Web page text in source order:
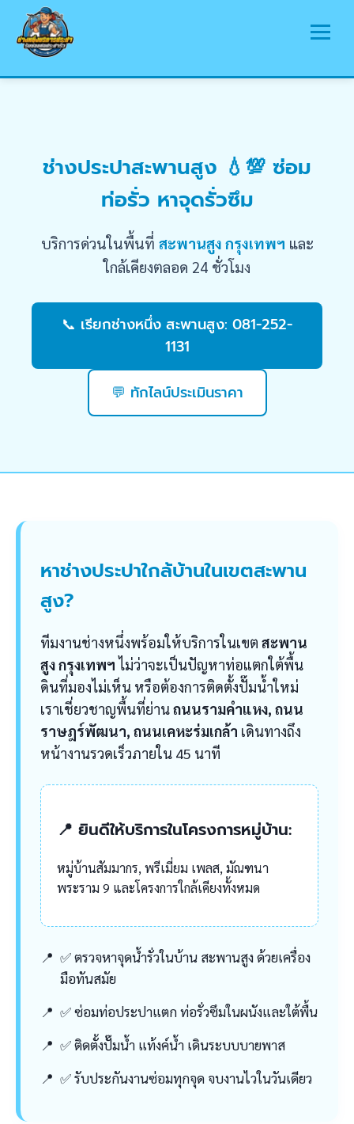
พื้นที่ให้บริการ
รวมรูปภาพ
ช่างประปาสะพานสูง 💧💯 ซ่อม
ท่อรั่ว หาจุดรั่วซึม
บริการด่วนในพื้นที่ สะพานสูง กรุงเทพฯ และ
ใกล้เคียงตลอด 24 ชั่วโมง
📞 เรียกช่างหนึ่ง สะพานสูง: 081-252-
1131
💬 ทักไลน์ประเมินราคา
หาช่างประปาใกล้บ้านในเขตสะพาน
สูง?
ทีมงานช่างหนึ่งพร้อมให้บริการในเขต สะพาน
สูง กรุงเทพฯ ไม่ว่าจะเป็นปัญหาท่อแตกใต้พื้น
ดินที่มองไม่เห็น หรือต้องการติดตั้งปั๊มน้ำใหม่
เราเชี่ยวชาญพื้นที่ย่านถนนรามคำแหง, ถนน
ราษฎร์พัฒนา, ถนนเคหะร่มเกล้า เดินทางถึง
หน้างานรวดเร็วภายใน 45 นาที
📍 ยินดีให้บริการในโครงการหมู่บ้าน:
หมู่บ้านสัมมากร, พรีเมี่ยม เพลส, มัณฑนา
พระราม 9 และโครงการใกล้เคียงทั้งหมด
✅ ตรวจหาจุดน้ำรั่วในบ้าน สะพานสูง ด้วยเครื่อง
มือทันสมัย
✅ ซ่อมท่อประปาแตก ท่อรั่วซึมในผนังและใต้พื้น
✅ ติดตั้งปั๊มน้ำ แท้งค์น้ำ เดินระบบบายพาส
✅ รับประกันงานซ่อมทุกจุด จบงานไวในวันเดียว